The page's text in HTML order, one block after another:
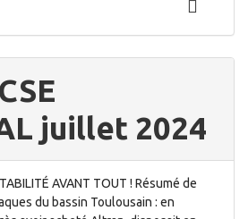
juillet 2024
AVANT TOUT ! Résumé de
du bassin Toulousain : en